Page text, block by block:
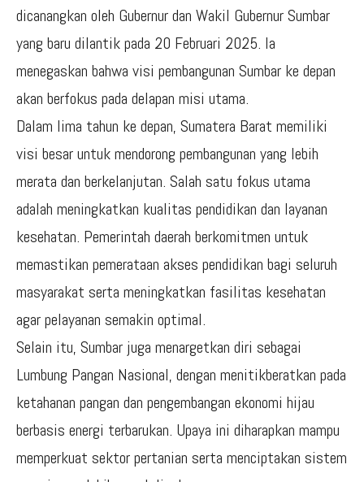
dicanangkan oleh Gubernur dan Wakil Gubernur Sumbar
yang baru dilantik pada 20 Februari 2025. Ia
menegaskan bahwa visi pembangunan Sumbar ke depan
akan berfokus pada delapan misi utama.
Dalam lima tahun ke depan, Sumatera Barat memiliki
visi besar untuk mendorong pembangunan yang lebih
merata dan berkelanjutan. Salah satu fokus utama
adalah meningkatkan kualitas pendidikan dan layanan
kesehatan. Pemerintah daerah berkomitmen untuk
memastikan pemerataan akses pendidikan bagi seluruh
masyarakat serta meningkatkan fasilitas kesehatan
agar pelayanan semakin optimal.
Selain itu, Sumbar juga menargetkan diri sebagai
Lumbung Pangan Nasional, dengan menitikberatkan pada
ketahanan pangan dan pengembangan ekonomi hijau
berbasis energi terbarukan. Upaya ini diharapkan mampu
memperkuat sektor pertanian serta menciptakan sistem